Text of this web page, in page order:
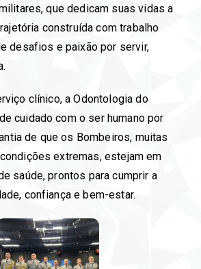
que dedicam suas vidas a
construída com trabalho
desafios e paixão por servir,
clínico, a Odontologia do
cuidado com o ser humano por
de que os Bombeiros, muitas
extremas, estejam em
saúde, prontos para cumprir a
confiança e bem-estar.